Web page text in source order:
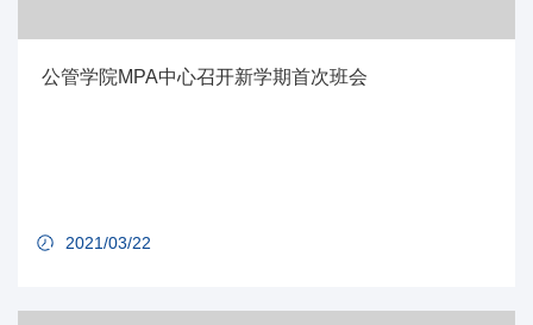
公管学院MPA中心召开新学期首次班会
2021/03/22